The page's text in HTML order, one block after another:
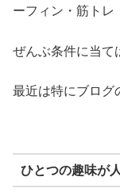
ーフィン・筋トレ
ぜんぶ条件に当て
最近は特にブログ
ひとつの趣味が